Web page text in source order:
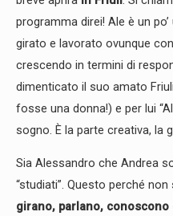
programma direi! Ale è un
girato e lavorato ovunque
crescendo in termini di
dimenticato il suo amato
fosse una donna!) e per lui
sogno. È la parte creativa, la
Sia Alessandro che Andrea
“studiati”. Questo perché
girano, parlano, conoscono